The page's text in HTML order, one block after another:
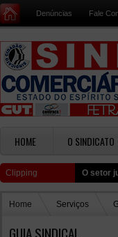
Denúncias Fale
HOME O SINDICATO
Clipping O setor
Home Serviços